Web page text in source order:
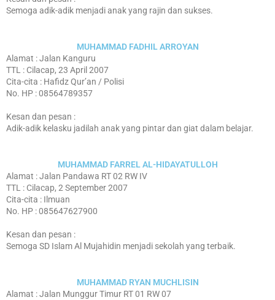
Semoga adik-adik menjadi anak yang rajin dan sukses.
MUHAMMAD FADHIL ARROYAN
Alamat : Jalan Kanguru
TTL : Cilacap, 23 April 2007
Cita-cita : Hafidz Qur’an / Polisi
No. HP : 08564789357
Kesan dan pesan :
Adik-adik kelasku jadilah anak yang pintar dan giat dalam belajar.
MUHAMMAD FARREL AL-HIDAYATULLOH
Alamat : Jalan Pandawa RT 02 RW IV
TTL : Cilacap, 2 September 2007
Cita-cita : Ilmuan
No. HP : 085647627900
Kesan dan pesan :
Semoga SD Islam Al Mujahidin menjadi sekolah yang terbaik.
MUHAMMAD RYAN MUCHLISIN
Alamat : Jalan Munggur Timur RT 01 RW 07